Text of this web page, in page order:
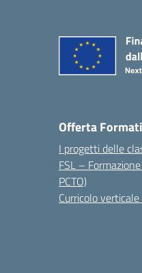
Offerta
I progetti delle
FSL –
PCTO)
Curricolo